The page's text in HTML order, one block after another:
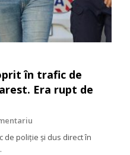
în trafic de
Era rupt de
de poliție și dus direct în